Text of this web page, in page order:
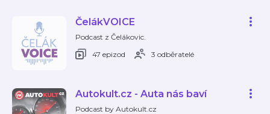
ČelákVOICE
Podcast z Čelákovic.
47 epizod
3 odběratelé
Autokult.cz - Auta nás baví
Podcast by Autokult.cz